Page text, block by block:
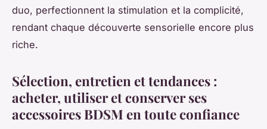
duo, perfectionnent la stimulation et la complicité,
rendant chaque découverte sensorielle encore plus
riche.
Sélection, entretien et tendances :
acheter, utiliser et conserver ses
accessoires BDSM en toute confiance